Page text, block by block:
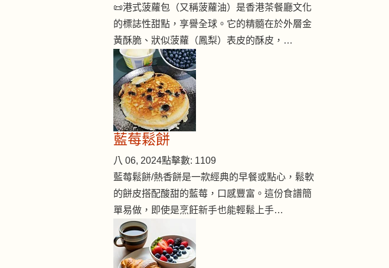
📜港式菠蘿包（又稱菠蘿油）是香港茶餐廳文化
的標誌性甜點，享譽全球。它的精髓在於外層金
黃酥脆、狀似菠蘿（鳳梨）表皮的酥皮，…
藍莓鬆餅
八 06, 2024點擊數: 1109
藍莓鬆餅/熱香餅是一款經典的早餐或點心，鬆軟
的餅皮搭配酸甜的藍莓，口感豐富。這份食譜簡
單易做，即使是烹飪新手也能輕鬆上手…